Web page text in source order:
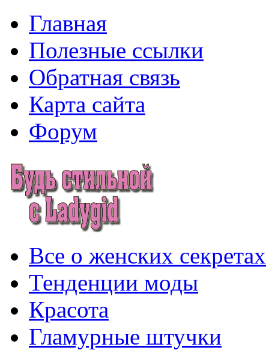
Главная
Полезные ссылки
Обратная связь
Карта сайта
Форум
Все о женских секретах
Тенденции моды
Красота
Гламурные штучки